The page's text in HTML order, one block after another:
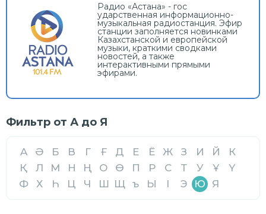
Радио «Астана» - гос
ударственная информационно-
музыкальная радиостанция. Эфир
станции заполняется новинками
Казахстанской и европейской
музыки, краткими сводками
новостей, а также
интерактивными прямыми
эфирами.
Фильтр от А до Я
A Ә Б В Г Ғ Д Е Ё Ж З И Й
К
Қ
Л М Н Ң О Ө П Р С Т У Ұ
Ү
Ф
Х Һ Ц Ч Ш Щ ъ Ы І Э Ю Я